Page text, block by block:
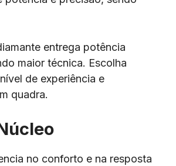
entrega potência
maior técnica. Escolha
de experiência e
quadra.
no conforto e na resposta